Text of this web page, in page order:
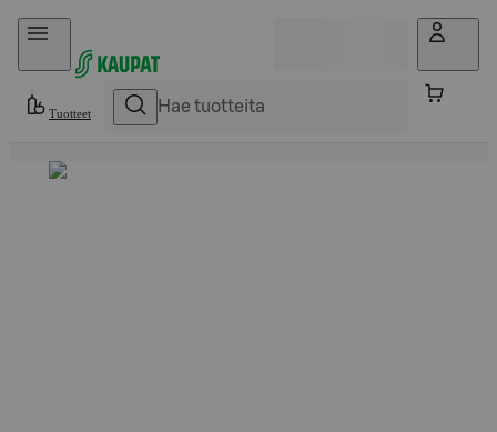
Hyppää sisältöön
Tuotteet